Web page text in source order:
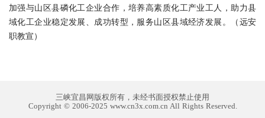
加强与山区县磷化工企业合作，培养高素质化工产业工人，助力县
域化工企业稳定发展、成功转型，服务山区县域经济发展。（远安
职教宣）
三峡宜昌网版权所有，未经书面授权禁止使用
Copyright © 2006-2025 www.cn3x.com.cn All Rights Reserved.